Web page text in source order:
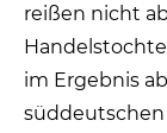
reißen nicht
im Ergebnis
süddeutschen